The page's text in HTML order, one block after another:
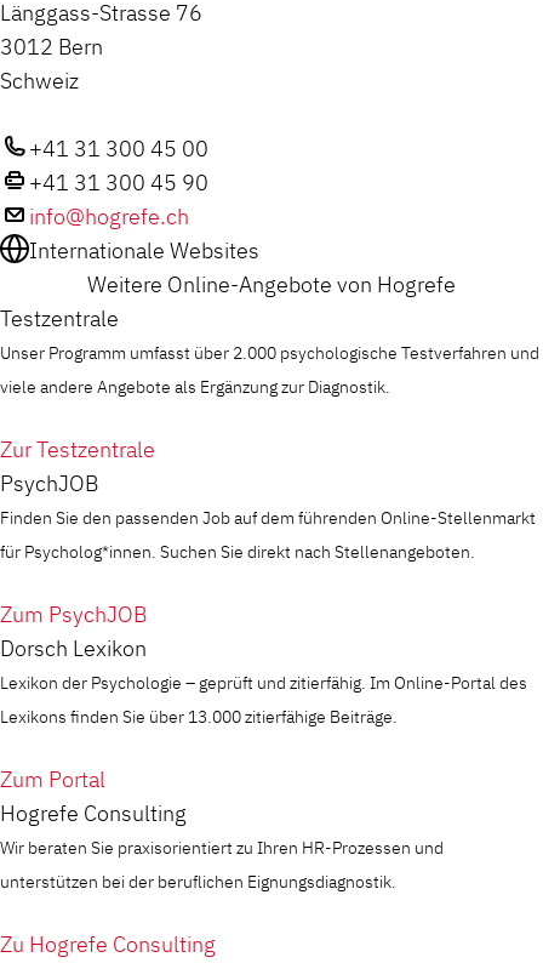
Länggass-Strasse 76
3012 Bern
Schweiz
+41 31 300 45 00
+41 31 300 45 90
info@hogrefe.ch
Internationale Websites
Weitere Online-Angebote von Hogrefe
Testzentrale
Unser Programm umfasst über 2.000 psychologische Testverfahren und
viele andere Angebote als Ergänzung zur Diagnostik.
Zur Testzentrale
PsychJOB
Finden Sie den passenden Job auf dem führenden Online-Stellenmarkt
für Psycholog*innen. Suchen Sie direkt nach Stellenangeboten.
Zum PsychJOB
Dorsch Lexikon
Lexikon der Psychologie – geprüft und zitierfähig. Im Online-Portal des
Lexikons finden Sie über 13.000 zitierfähige Beiträge.
Zum Portal
Hogrefe Consulting
Wir beraten Sie praxisorientiert zu Ihren HR-Prozessen und
unterstützen bei der beruflichen Eignungsdiagnostik.
Zu Hogrefe Consulting